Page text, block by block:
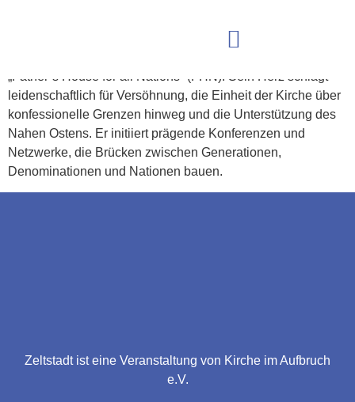
„Father’s House for all Nations“ (FHN). Sein Herz schlägt
leidenschaftlich für Versöhnung, die Einheit der Kirche über
konfessionelle Grenzen hinweg und die Unterstützung des
Nahen Ostens. Er initiiert prägende Konferenzen und
Netzwerke, die Brücken zwischen Generationen,
Denominationen und Nationen bauen.
Zeltstadt ist eine Veranstaltung von Kirche im Aufbruch
e.V.